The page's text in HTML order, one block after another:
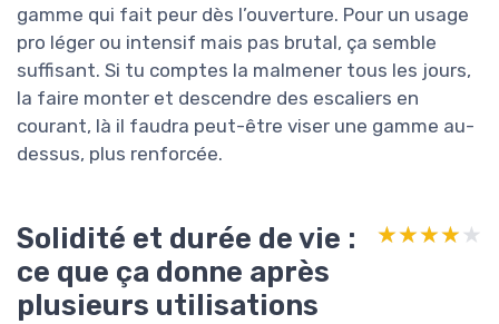
gamme qui fait peur dès l’ouverture. Pour un usage
pro léger ou intensif mais pas brutal, ça semble
suffisant. Si tu comptes la malmener tous les jours,
la faire monter et descendre des escaliers en
courant, là il faudra peut-être viser une gamme au-
dessus, plus renforcée.
Solidité et durée de vie :
ce que ça donne après
plusieurs utilisations
★★★★★
★★★★★